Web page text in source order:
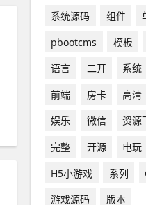
系统源码
组件
pbootcms
模板
语言
二开 系统
前端
房卡 高清
娱乐
微信 资源
完整
开源 电玩
H5小游戏
系列
游戏源码
版本